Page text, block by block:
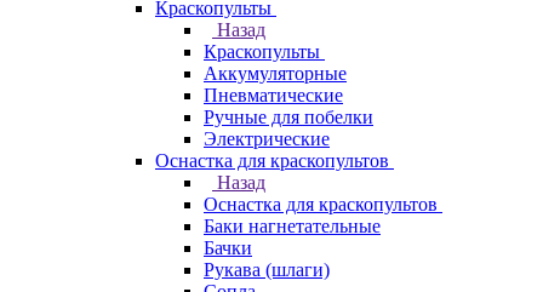
Краскопульты
Назад
Краскопульты
Аккумуляторные
Пневматические
Ручные для побелки
Электрические
Оснастка для краскопультов
Назад
Оснастка для краскопультов
Баки нагнетательные
Бачки
Рукава (шлаги)